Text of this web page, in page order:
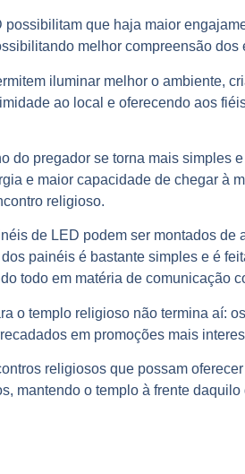
que haja maior
melhor compreensão dos
iluminar melhor o ambiente,
ao local e oferecendo aos
do pregador se torna mais simples
e maior capacidade de chegar à
religioso.
de LED podem ser montados
painéis é bastante simples e é
todo em matéria de comunicação
o templo religioso não termina aí:
em promoções mais
religiosos que possam
mantendo o templo à frente